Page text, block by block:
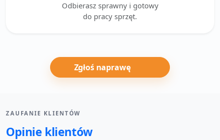
Odbierasz sprawny i gotowy
do pracy sprzęt.
Zgłoś naprawę
ZAUFANIE KLIENTÓW
Opinie klientów